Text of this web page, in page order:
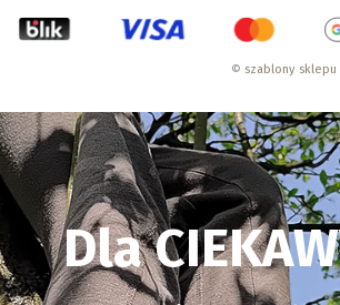
© szablony sklepu
Dla